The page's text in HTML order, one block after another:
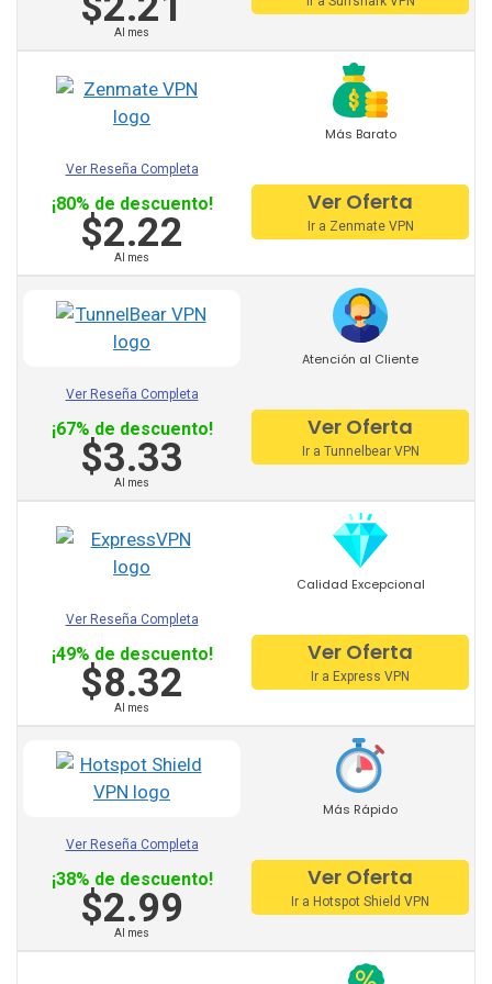
Hotspot Shield
VPN Unlimited
Privatevpn
SaferVPN
Zenmate
Surfshark
Otros Proveedores
Recomendados:
PureVPN
VyprVPN
Mullvad
AVG vpn
trust zone vpn
Norton vpn
Private Internet Access
Al mes
Más Barato
Ver Reseña Completa
¡80% de descuento!
$2.22
Al mes
Ver Oferta
Ir a Zenmate VPN
Atención al Cliente
Ver Reseña Completa
¡67% de descuento!
$3.33
Al mes
Ver Oferta
Ir a Tunnelbear VPN
Calidad Excepcional
Ver Reseña Completa
¡49% de descuento!
$8.32
Al mes
Ver Oferta
Ir a Express VPN
Más Rápido
Ver Reseña Completa
¡38% de descuento!
$2.99
Al mes
Ver Oferta
Ir a Hotspot Shield VPN